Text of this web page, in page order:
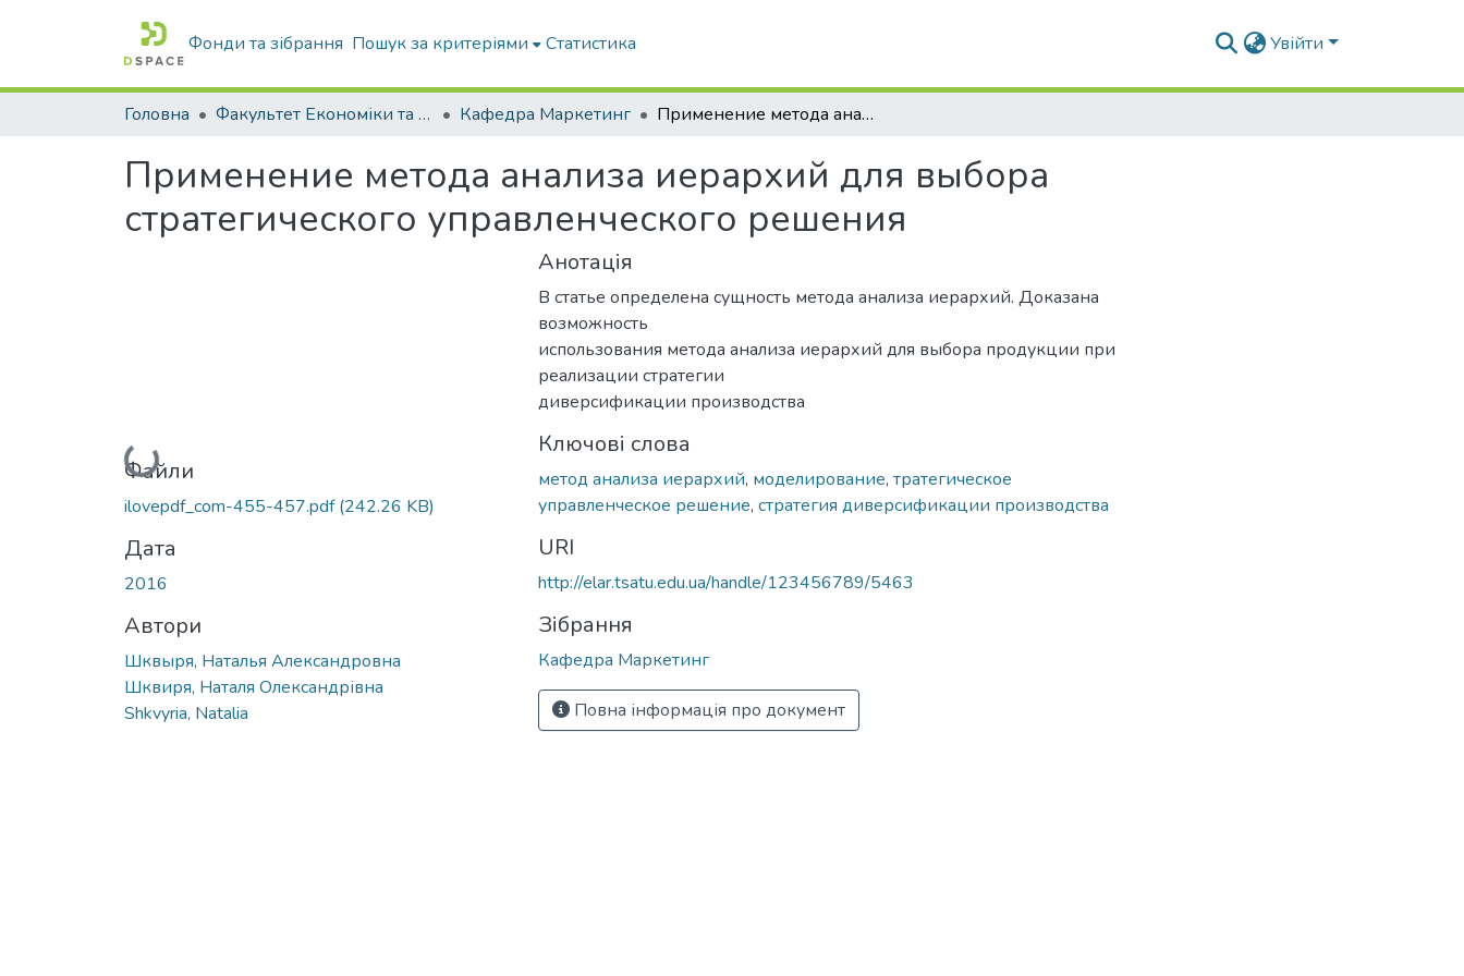
Фонди та зібрання Пошук за критеріями Статистика Увійти
Головна Факультет Економіки та бізнесу Кафедра Маркетинг Применение метода анализа иерархий для выбора стратегического управленческого решения
Применение метода анализа иерархий для выбора
стратегического управленческого решения
Вантажиться...
Файли
ilovepdf_com-455-457.pdf(242.26 KB)
Дата
2016
Автори
Шквыря, Наталья Александровна
Шквиря, Наталя Олександрівна
Shkvyria, Natalia
Анотація
В статье определена сущность метода анализа иерархий. Доказана
возможность
использования метода анализа иерархий для выбора продукции при
реализации стратегии
диверсификации производства
Ключові слова
метод анализа иерархий, моделирование, тратегическое
управленческое решение, стратегия диверсификации производства
URI
http://elar.tsatu.edu.ua/handle/123456789/5463
Зібрання
Кафедра Маркетинг
Повна інформація про документ